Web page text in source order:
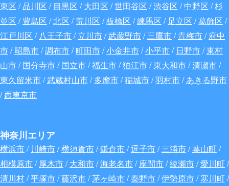
東区 /品川区 / 目黒区 /大田区 /世田谷区 /渋谷区 /中野区 /杉
並区 /豊島区 /北区 /荒川区 /板橋区 /練馬区 /足立区 /葛飾区 /
江戸川区 / 八王子市/立川市/武蔵野市/三鷹市/青梅市/府中
市/昭島市/調布市/町田市/小金井市/小平市/ 日野市/東村
山市/国分寺市/国立市/福生市/狛江市/東大和市/清瀬市/
東久留米市/武蔵村山市/多摩市/稲城市/羽村市/あきる野市
/西東京市
神奈川エリア
横浜市/ 川崎市/横須賀市/鎌倉市/逗子市/三浦市/葉山町/
相模原市/厚木市/大和市/海老名市/座間市/綾瀬市/愛川町/
清川村/平塚市/藤沢市/茅ヶ崎市/秦野市/伊勢原市/寒川町/